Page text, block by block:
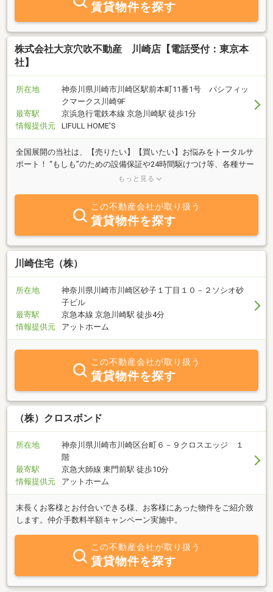
賃貸物件を探す
株式会社大京穴吹不動産 川崎店【電話受付：東京本
社】
所在地
神奈川県川崎市川崎区駅前本町11番1号 パシフィッ
クマークス川崎9F
最寄駅
京浜急行電鉄本線 京急川崎駅 徒歩1分
情報提供元
LIFULL HOME'S
全国展開の当社は、【売りたい】【買いたい】お悩みをトータルサ
ポート！ “もしも”のための設備保証や24時間駆けつけ等、各種サー
ビスで安心のお取引きをバックアップいたします。お気軽にお問い
もっと見る
この不動産会社が取り扱う
賃貸物件を探す
川崎住宅（株）
所在地
神奈川県川崎市川崎区砂子１丁目１０－２ソシオ砂
子ビル
最寄駅
京急本線 京急川崎駅 徒歩4分
情報提供元
アットホーム
この不動産会社が取り扱う
賃貸物件を探す
（株）クロスボンド
所在地
神奈川県川崎市川崎区台町６－９クロスエッジ １
階
最寄駅
京急大師線 東門前駅 徒歩10分
情報提供元
アットホーム
末長くお客様とお付合いできる様、お客様にあった物件をご紹介致
します。仲介手数料半額キャンペーン実施中。
この不動産会社が取り扱う
賃貸物件を探す